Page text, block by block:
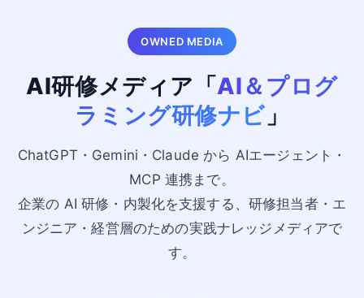
OWNED MEDIA
AI研修メディア「AI＆プログ
ラミング研修ナビ」
ChatGPT・Gemini・Claude から AIエージェント・
MCP 連携まで。
企業の AI 研修・内製化を支援する、研修担当者・エ
ンジニア・経営層のための実践ナレッジメディアで
す。